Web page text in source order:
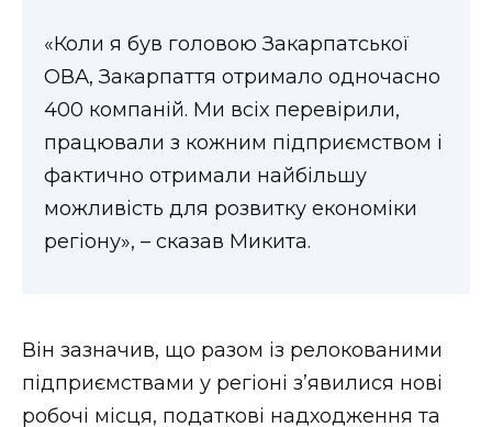
«Коли я був головою Закарпатської
ОВА, Закарпаття отримало одночасно
400 компаній. Ми всіх перевірили,
працювали з кожним підприємством і
фактично отримали найбільшу
можливість для розвитку економіки
регіону», – сказав Микита.
Він зазначив, що разом із релокованими
підприємствами у регіоні з’явилися нові
робочі місця, податкові надходження та